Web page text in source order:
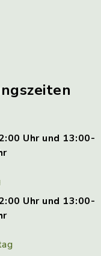
Uhr und 13:00-
Uhr und 13:00-